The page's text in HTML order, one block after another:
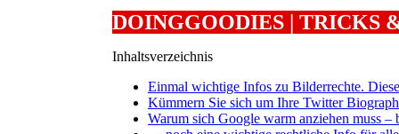
DOINGGOODIES | TRICKS
Inhaltsverzeichnis
Einmal wichtige Infos zu Bilderrechte.
Kümmern Sie sich um Ihre Twitter
Warum sich Google warm anziehen muss –